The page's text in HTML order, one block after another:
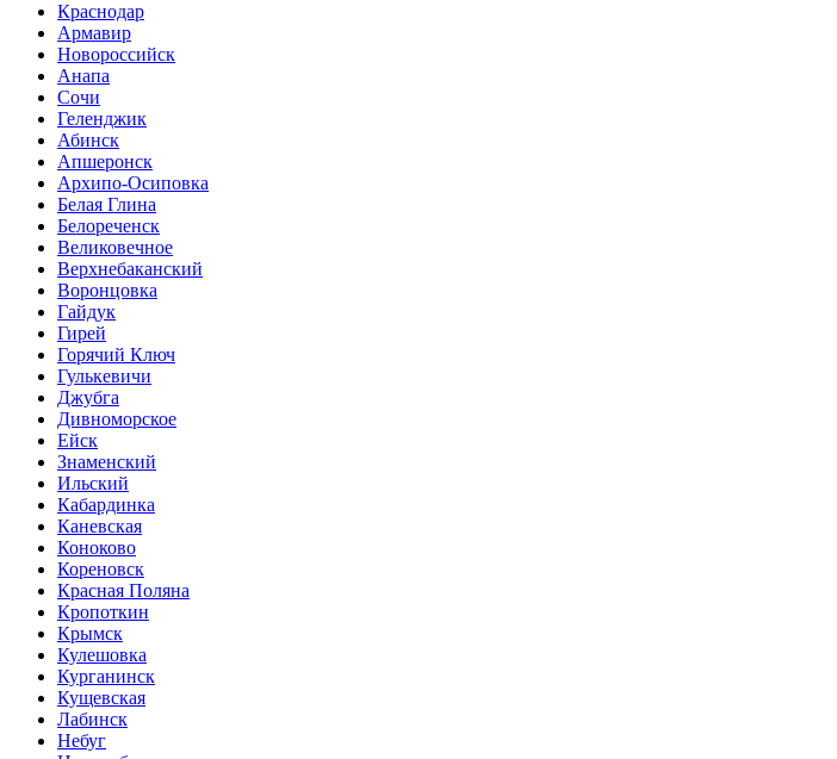
Краснодар
Армавир
Новороссийск
Анапа
Сочи
Геленджик
Абинск
Апшеронск
Архипо-Осиповка
Белая Глина
Белореченск
Великовечное
Верхнебаканский
Воронцовка
Гайдук
Гирей
Горячий Ключ
Гулькевичи
Джубга
Дивноморское
Ейск
Знаменский
Ильский
Кабардинка
Каневская
Коноково
Кореновск
Красная Поляна
Кропоткин
Крымск
Кулешовка
Курганинск
Кущевская
Лабинск
Небуг